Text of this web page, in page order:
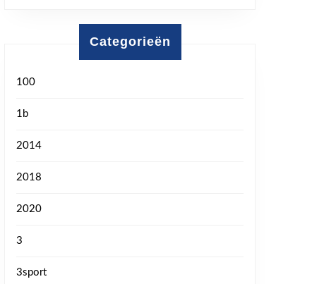
Categorieën
100
1b
2014
2018
2020
3
3sport